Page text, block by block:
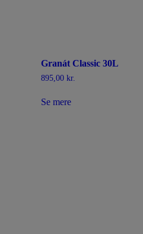
Granát Classic 30L
895,00 kr.
Se mere